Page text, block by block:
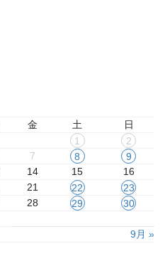
金 土
日
1
2
7 8
9
14 15
16
21 22
23
28 29
30
9月 »